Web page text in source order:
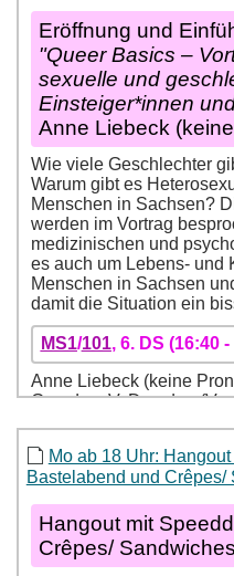
Mo ab 18 Uhr:
Bastelabend und Crêpes/